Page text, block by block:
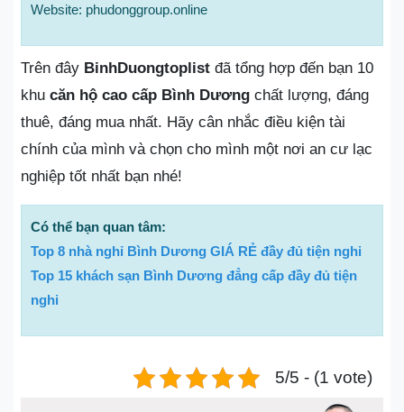
Website: phudonggroup.online
Trên đây BinhDuongtoplist đã tổng hợp đến bạn 10
khu căn hộ cao cấp Bình Dương chất lượng, đáng
thuê, đáng mua nhất. Hãy cân nhắc điều kiện tài
chính của mình và chọn cho mình một nơi an cư lạc
nghiệp tốt nhất bạn nhé!
Có thể bạn quan tâm:
Top 8 nhà nghỉ Bình Dương GIÁ RẺ đầy đủ tiện nghi
Top 15 khách sạn Bình Dương đẳng cấp đầy đủ tiện
nghi
5/5 - (1 vote)